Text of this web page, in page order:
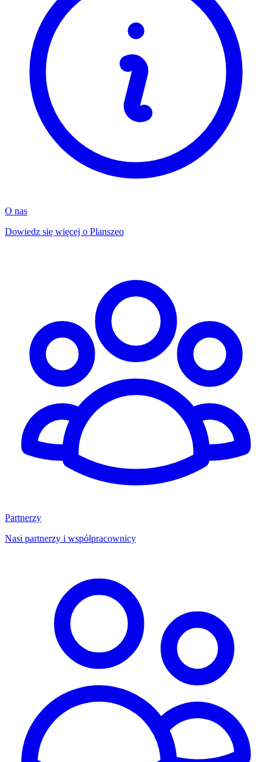
O nas
Dowiedz się więcej o Planszeo
Partnerzy
Nasi partnerzy i współpracownicy